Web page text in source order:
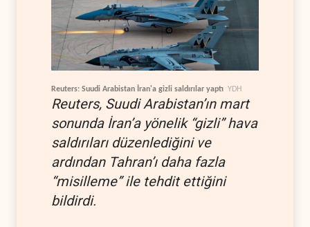
Reuters: Suudi Arabistan İran'a gizli saldırılar yaptı YDH
Reuters, Suudi Arabistan’ın mart
sonunda İran’a yönelik “gizli” hava
saldırıları düzenlediğini ve
ardından Tahran’ı daha fazla
“misilleme” ile tehdit ettiğini
bildirdi.